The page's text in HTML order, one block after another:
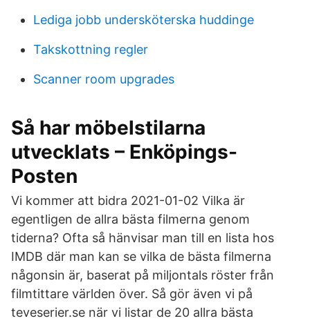
Lediga jobb undersköterska huddinge
Takskottning regler
Scanner room upgrades
Så har möbelstilarna
utvecklats – Enköpings-
Posten
Vi kommer att bidra 2021-01-02 Vilka är
egentligen de allra bästa filmerna genom
tiderna? Ofta så hänvisar man till en lista hos
IMDB där man kan se vilka de bästa filmerna
någonsin är, baserat på miljontals röster från
filmtittare världen över. Så gör även vi på
teveserier.se när vi listar de 20 allra bästa